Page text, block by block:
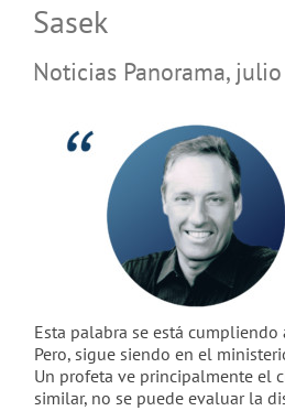
Sasek
Noticias Panorama,
Esta palabra se está
Pero, sigue siendo en el
Un profeta ve principalmente el
similar, no se puede evaluar la